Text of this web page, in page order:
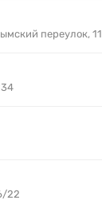
переулок, 11
22